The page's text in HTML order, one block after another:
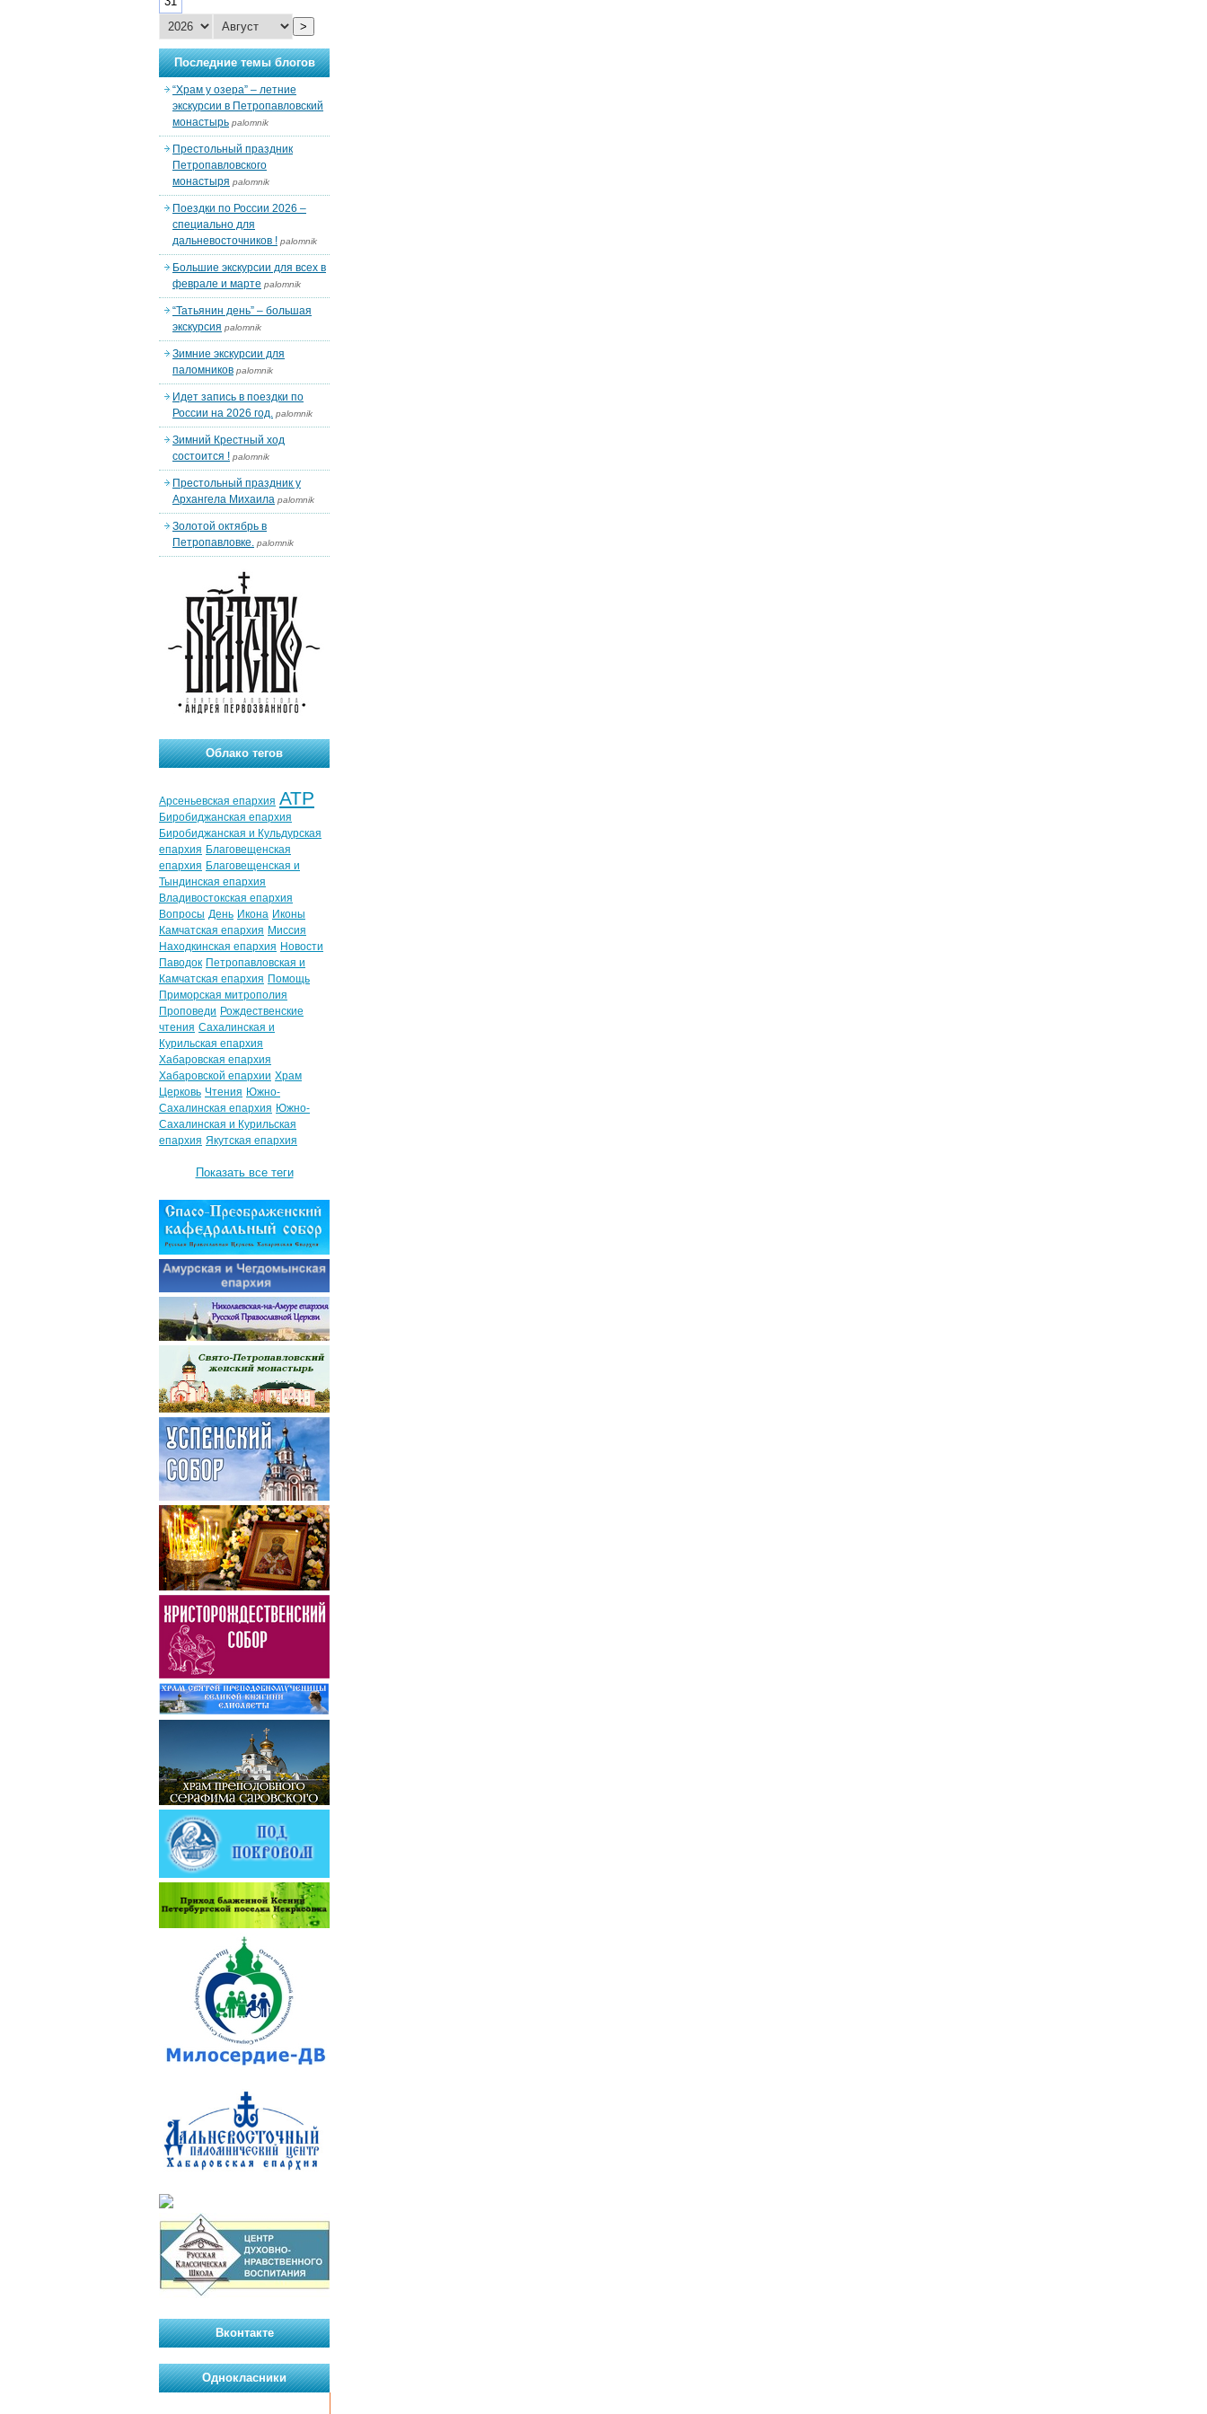
>
Последние темы блогов
“Храм у озера” – летние
экскурсии в Петропавловский
монастырь palomnik
Престольный праздник
Петропавловского
монастыря palomnik
Поездки по России 2026 –
специально для
дальневосточников ! palomnik
Большие экскурсии для всех в
феврале и марте palomnik
“Татьянин день” – большая
экскурсия palomnik
Зимние экскурсии для
паломников palomnik
Идет запись в поездки по
России на 2026 год. palomnik
Зимний Крестный ход
состоится ! palomnik
Престольный праздник у
Архангела Михаила palomnik
Золотой октябрь в
Петропавловке. palomnik
Облако тегов
Арсеньевская епархия АТР
Биробиджанская епархия
Биробиджанская и Кульдурская
епархия Благовещенская
епархия Благовещенская и
Тындинская епархия
Владивостокская епархия
Вопросы День Икона Иконы
Камчатская епархия Миссия
Находкинская епархия Новости
Паводок Петропавловская и
Камчатская епархия Помощь
Приморская митрополия
Проповеди Рождественские
чтения Сахалинская и
Курильская епархия
Хабаровская епархия
Хабаровской епархии Храм
Церковь Чтения Южно-
Сахалинская епархия Южно-
Сахалинская и Курильская
епархия Якутская епархия
Показать все теги
Вконтакте
Однокласники